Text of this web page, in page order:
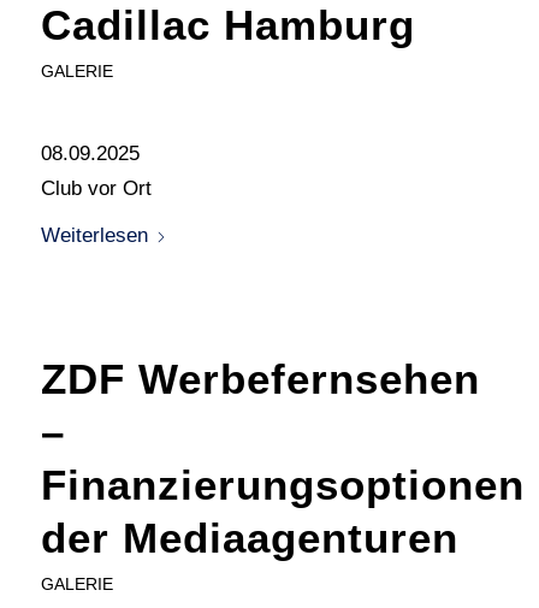
Cadillac Hamburg
GALERIE
08.09.2025
Club vor Ort
Weiterlesen
ZDF Werbefernsehen
–
Finanzierungsoptionen
der Mediaagenturen
GALERIE